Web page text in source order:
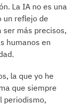
La IA no es una
un reflejo de
más precisos,
humanos en
la que yo he
que siempre
periodismo,